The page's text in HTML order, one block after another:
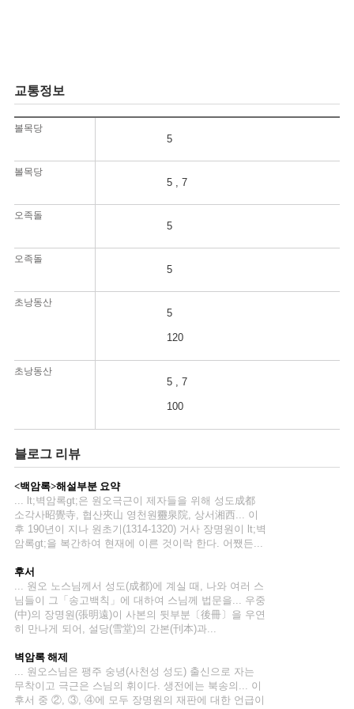
교통정보
볼목당
일
5
볼목당
5 , 7
오족돌
일
5
오족돌
5
초낭동산
일
5
120
초낭동산
5 , 7
100
블로그 리뷰
<백암록>해설부분 요약
... lt;벽암록gt;은 원오극근이 제자들을 위해 성도成都
소각사昭覺寺, 협산夾山 영천원靈泉院, 상서湘西... 이
후 190년이 지나 원초기(1314-1320) 거사 장명원이 lt;벽
암록gt;을 복간하여 현재에 이른 것이락 한다. 어쨌든...
후서
... 원오 노스님께서 성도(成都)에 계실 때, 나와 여러 스
님들이 그「송고백칙」에 대하여 스님께 법문을... 우중
(中)의 장명원(張明遠)이 사본의 뒷부분〔後冊〕을 우연
히 만나게 되어, 설당(雪堂)의 간본(刊本)과...
벽암록 해제
... 원오스님은 팽주 숭녕(사천성 성도) 출신으로 자는
무착이고 극근은 스님의 휘이다. 생전에는 북송의... 이
후서 중 ②, ③, ④에 모두 장명원의 재판에 대한 언급이